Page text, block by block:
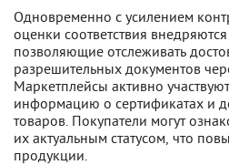
Одновременно с усилением
оценки соответствия
позволяющие отслеживать
разрешительных документов
Маркетплейсы активно
информацию о сертификатах и
товаров. Покупатели могут
их актуальным статусом, что
продукции.